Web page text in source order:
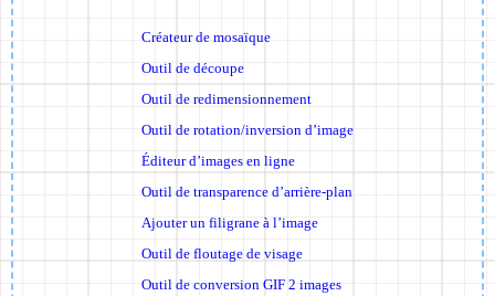
Créateur de mosaïque
Outil de découpe
Outil de redimensionnement
Outil de rotation/inversion d’image
Éditeur d’images en ligne
Outil de transparence d’arrière-plan
Ajouter un filigrane à l’image
Outil de floutage de visage
Outil de conversion GIF 2 images